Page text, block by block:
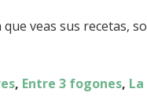
veas sus recetas,
, Entre 3 fogones,